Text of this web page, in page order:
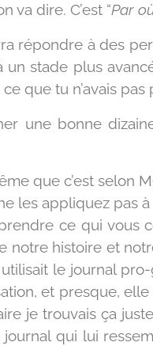
va dire. C’est “Par
répondre à des
stade plus
que tu n’avais
une bonne
que c’est selon
les appliquez pas
ce qui vous
notre histoire et
le journal
et presque, elle
je trouvais ça
qui lui